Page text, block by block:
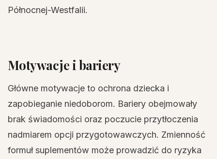
Północnej-Westfalii.
Motywacje i bariery
Główne motywacje to ochrona dziecka i
zapobieganie niedoborom. Bariery obejmowały
brak świadomości oraz poczucie przytłoczenia
nadmiarem opcji przygotowawczych. Zmienność
formuł suplementów może prowadzić do ryzyka